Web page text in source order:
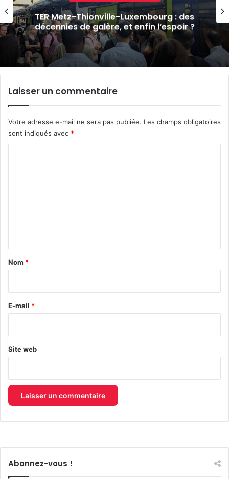
Metz : le réseau Met’ renforce ses lignes
ce 14 juillet 2026
Laisser un commentaire
Votre adresse e-mail ne sera pas publiée. Les champs obligatoires
sont indiqués avec *
a
e
Nom *
E-mail *
Site web
Abonnez-vous !